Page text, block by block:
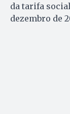
da tarifa
dezembro de